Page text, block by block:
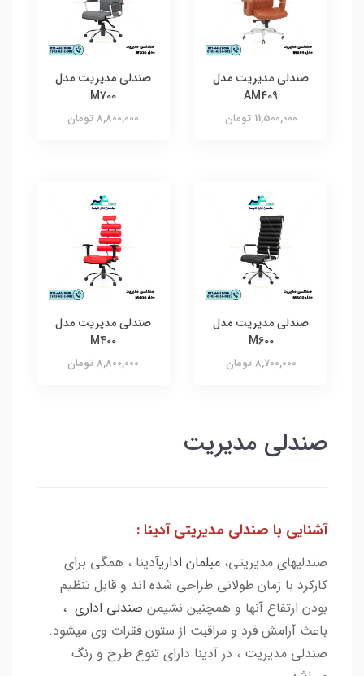
صندلی مدیریت مدل
AM409
11,500,000 تومان
صندلی مدیریت مدل
M700
8,800,000 تومان
صندلی مدیریت مدل
M600
8,700,000 تومان
صندلی مدیریت مدل
M400
8,800,000 تومان
صندلی مدیریت
آشنایی با صندلی مدیریتی آدینا :
صندلیهای مدیریتی، مبلمان اداریآدینا ، همگی برای
کارکرد با زمان طولانی طراحی شده اند و قابل تنظیم
بودن ارتفاع آنها و همچنین نشیمن صندلی اداری ،
باعث آرامش فرد و مراقبت از ستون فقرات وی میشود.
صندلی مدیریت ، در آدینا دارای تنوع طرح و رنگ